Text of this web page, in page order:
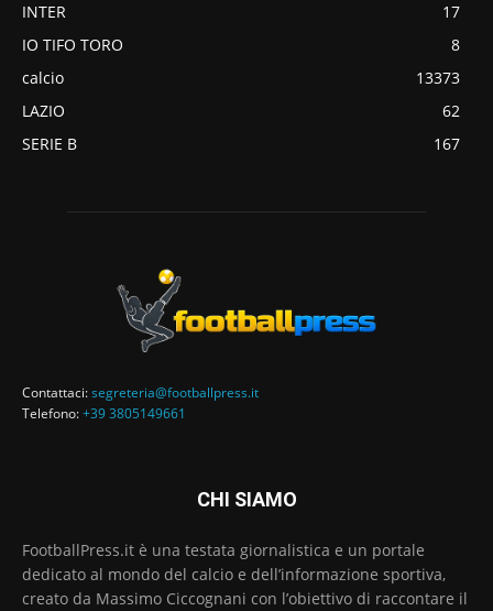
INTER
17
IO TIFO TORO
8
calcio
13373
LAZIO
62
SERIE B
167
Contattaci:segreteria@footballpress.it
Telefono:+39 3805149661
CHI SIAMO
FootballPress.it è una testata giornalistica e un portale
dedicato al mondo del calcio e dell’informazione sportiva,
creato da Massimo Ciccognani con l’obiettivo di raccontare il